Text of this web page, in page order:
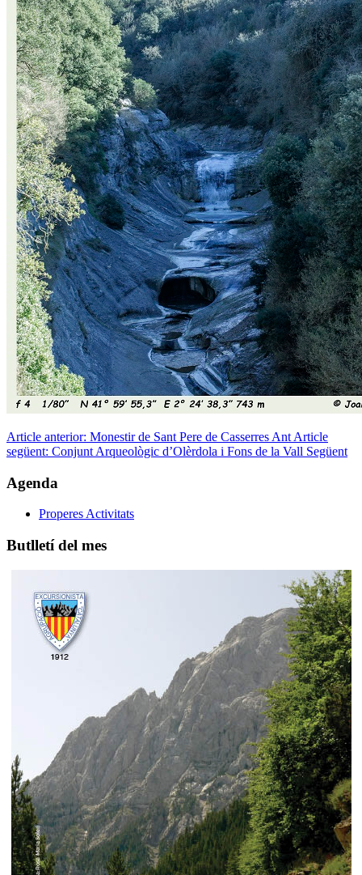
Article anterior: Monestir de Sant Pere de Casserres Ant Article
següent: Conjunt Arqueològic d’Olèrdola i Fons de la Vall Següent
Agenda
Properes Activitats
Butlletí del mes